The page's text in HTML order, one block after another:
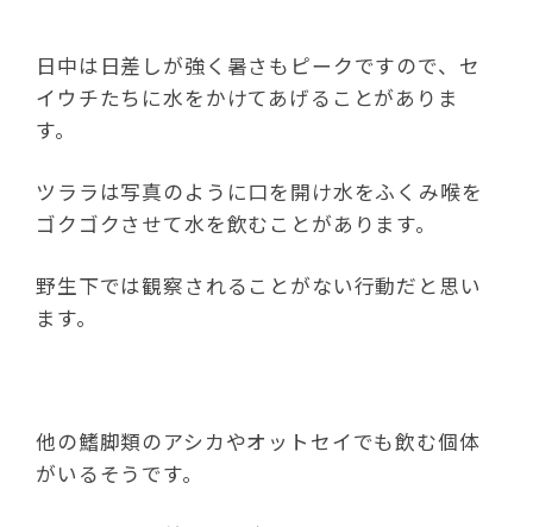
日中は日差しが強く暑さもピークですので、セ
イウチたちに水をかけてあげることがありま
す。
ツララは写真のように口を開け水をふくみ喉を
ゴクゴクさせて水を飲むことがあります。
野生下では観察されることがない行動だと思い
ます。
他の鰭脚類のアシカやオットセイでも飲む個体
がいるそうです。